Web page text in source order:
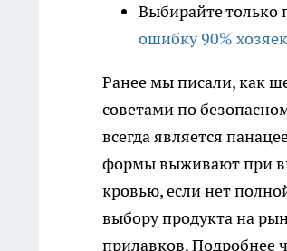
Выбирайте только
ошибку 90% хозяек
Ранее мы писали, как
советами по
всегда является
формы выживают при
кровью, если нет
выбору продукта на
прилавков. Подробнее